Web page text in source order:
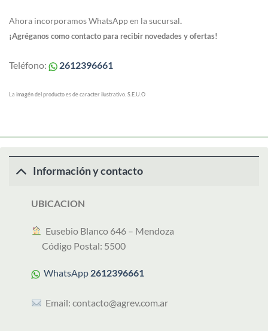
Ahora incorporamos WhatsApp en la sucursal.
¡Agréganos como contacto para recibir novedades y ofertas!
Teléfono: 2612396661
La imagén del producto es de caracter ilustrativo. S.E.U.O
Información y contacto
UBICACION
︎ Eusebio Blanco 646 – Mendoza
Código Postal: 5500
WhatsApp 2612396661
Email:contacto@agrev.com.ar